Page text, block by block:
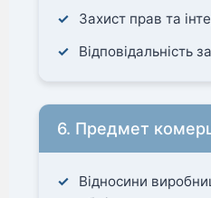
Захист прав та
Відповідальність
6. Предмет
Відносини